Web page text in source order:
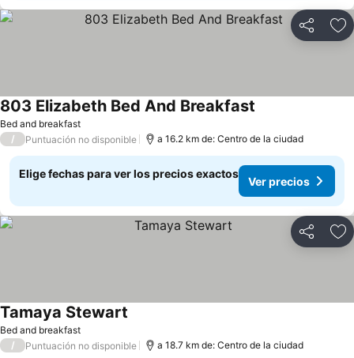
Compartir
Bed and breakfast
803 Elizabeth Bed And Breakfast
/ Puntuación no disponible a 16.2 km de: Centro de la ciudad
Elige fechas para ver los precios exactos
Ver precios
Compartir
Bed and breakfast
Tamaya Stewart
/ Puntuación no disponible a 18.7 km de: Centro de la ciudad